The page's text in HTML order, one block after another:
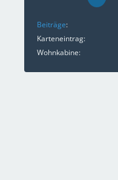
Beiträge
Karteneintrag
Wohnkabine